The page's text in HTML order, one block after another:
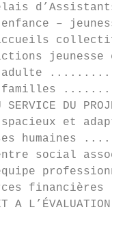
d’Assistants
– jeunesse
collectifs
jeunesse en
SERVICE DU PROJET
et
humaines
social
financières
A L’ÉVALUATION